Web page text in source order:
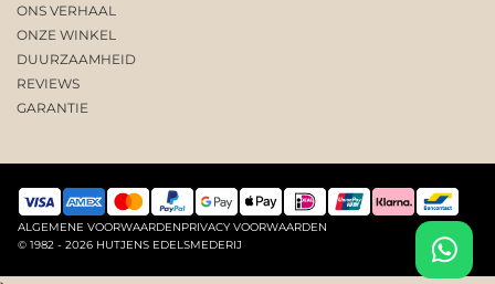
ONS VERHAAL
ONZE WINKEL
DUURZAAMHEID
REVIEWS
GARANTIE
ALGEMENE VOORWAARDENPRIVACY VOORWAARDEN
© 1982 - 2026 HUTJENS EDELSMEDERIJ